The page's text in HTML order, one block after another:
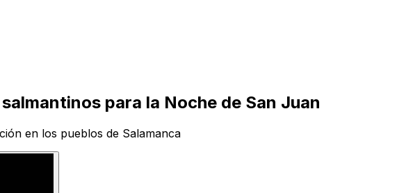
para la Noche de San Juan
en los pueblos de Salamanca